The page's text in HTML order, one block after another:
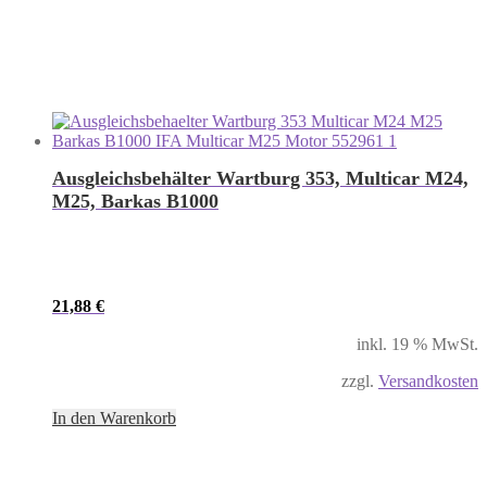
Ausgleichsbehälter Wartburg 353, Multicar M24,
M25, Barkas B1000
21,88 €
inkl. 19 % MwSt.
zzgl. Versandkosten
In den Warenkorb